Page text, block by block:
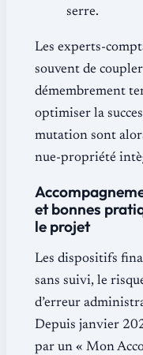
serre.
Les experts-
souvent de
démembrement
optimiser la
mutation sont
nue-propriété
et bonnes
le projet
Les dispositifs
sans suivi, le
d’erreur
Depuis janvier
par un « Mon